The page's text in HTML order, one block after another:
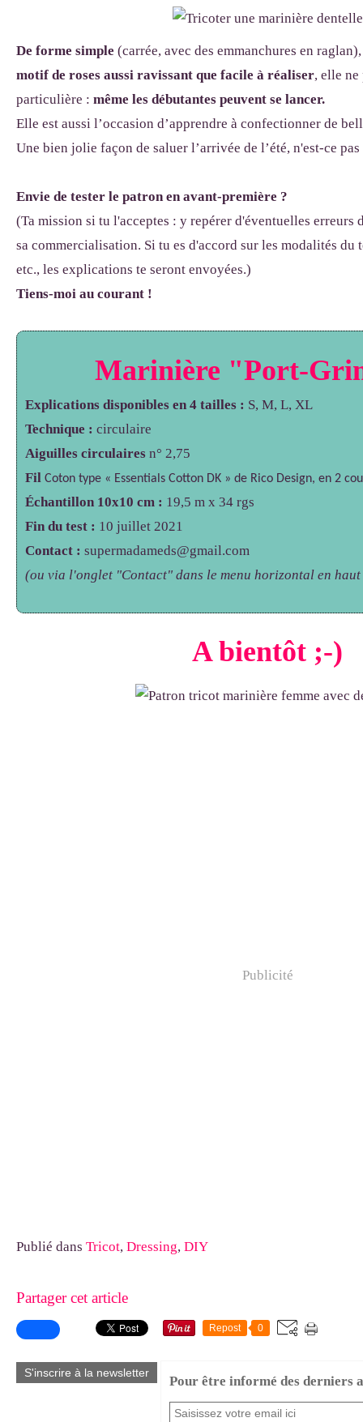
De forme simple (carrée, avec des emmanchures en
motif de roses aussi ravissant que facile à réaliser, elle
particulière : même les débutantes peuvent se lancer.
Elle est aussi l’occasion d’apprendre à confectionner de
Une bien jolie façon de saluer l’arrivée de l’été, n'est-ce pas
Envie de tester le patron en avant-première ?
(Ta mission si tu l'acceptes : y repérer d'éventuelles erreurs
sa commercialisation. Si tu es d'accord sur les modalités du
etc., les explications te seront envoyées.)
Tiens-moi au courant !
Marinière "Port-
Explications disponibles en 4 tailles : S, M, L, XL
Technique : circulaire
Aiguilles circulaires n° 2,75
Fil Coton type « Essentials Cotton DK » de Rico Design, en 2
Échantillon 10x10 cm : 19,5 m x 34 rgs
Fin du test : 10 juillet 2021
Contact : supermadameds@gmail.com
(ou via l'onglet "Contact" dans le menu horizontal en
A bientôt ;-)
Publicité
Publié dans Tricot, Dressing, DIY
Partager cet article
Repost 0
S'inscrire à la newsletter
Pour être informé des derniers